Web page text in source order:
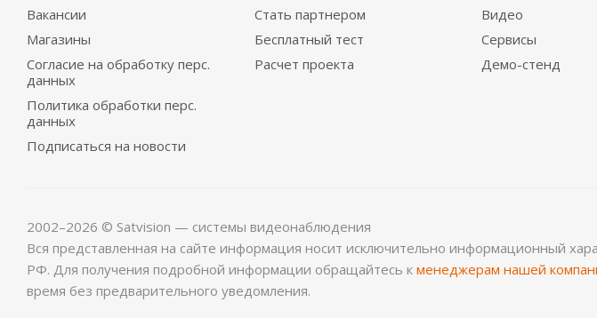
Вакансии
Магазины
Согласие на обработку перс.
данных
Политика обработки перс.
данных
Подписаться на новости
Стать партнером
Бесплатный тест
Расчет проекта
Видео
Сервисы
Демо-стенд
2002–2026 © Satvision — системы видеонаблюдения
Вся представленная на сайте информация носит исключительно информационный
РФ. Для получения подробной информации обращайтесь к менеджерам нашей
время без предварительного уведомления.